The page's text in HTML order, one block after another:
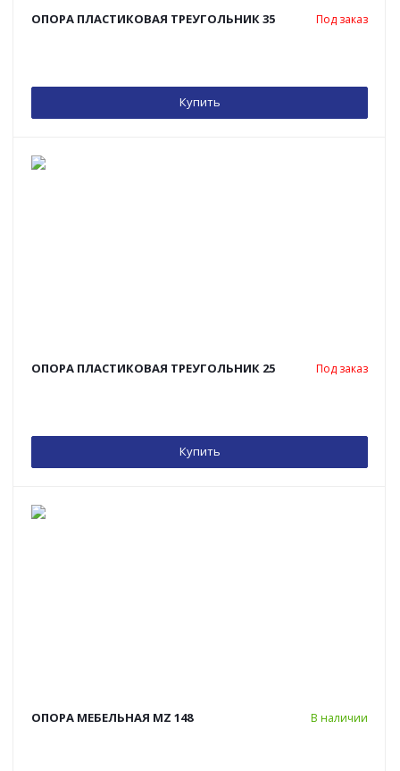
ОПОРА ПЛАСТИКОВАЯ ТРЕУГОЛЬНИК 35 Под заказ
Купить
ОПОРА ПЛАСТИКОВАЯ ТРЕУГОЛЬНИК 25 Под заказ
Купить
ОПОРА МЕБЕЛЬНАЯ MZ 148 В наличии